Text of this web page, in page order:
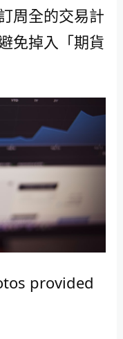
周全的交易計
免掉入「期貨
provided